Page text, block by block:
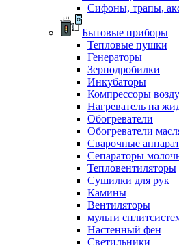
Сифоны, трапы,
Бытовые приборы
Тепловые пушки
Генераторы
Зернодробилки
Инкубаторы
Компрессоры
Нагреватель на
Обогреватели
Обогреватели
Сварочные
Сепараторы
Тепловентиляторы
Сушилки для рук
Камины
Вентиляторы
мульти
Настенный фен
Светильники